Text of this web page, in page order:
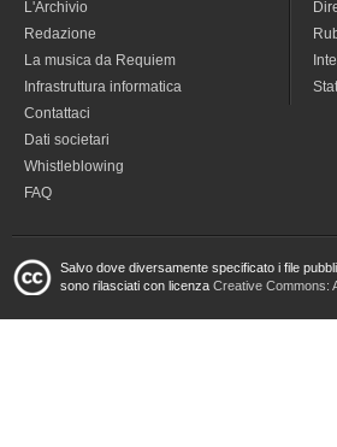
L'Archivio
Redazione
La musica da Requiem
Infrastruttura informatica
Contattaci
Dati societari
Whistleblowing
FAQ
Salvo dove diversamente specificato i file
sono rilasciati con licenza Creative Commons: